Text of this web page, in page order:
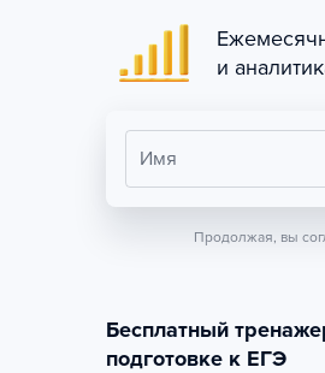
и
Имя
Продолжая, вы
Бесплатный
подготовке к ЕГЭ